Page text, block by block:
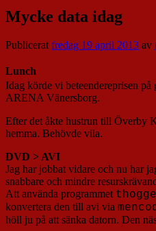
Mycke data idag
Publiceratfredag 19 april 2013 av
Lunch
Idag körde vi beteendereprisen
ARENA Vänersborg.
Efter det åkte hustrun till Överby
hemma. Behövde vila.
DVD > AVI
Jag har jobbat vidare och nu har
snabbare och mindre
Att använda programmet
konvertera den till avi via
höll ju på att sänka datorn. Den